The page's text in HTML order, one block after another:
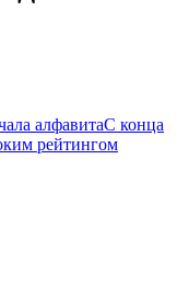
алфавитаС конца
рейтингом